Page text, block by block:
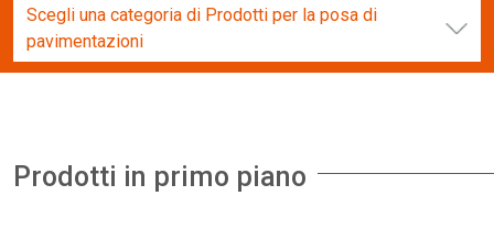
Scegli una categoria di Prodotti per la posa di
pavimentazioni
Prodotti in primo piano